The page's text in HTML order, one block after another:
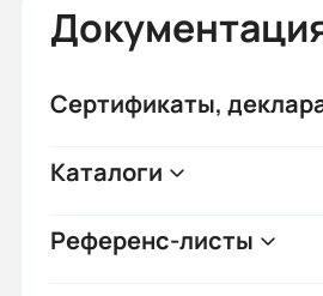
Сертификаты,
Каталоги
Референс-листы